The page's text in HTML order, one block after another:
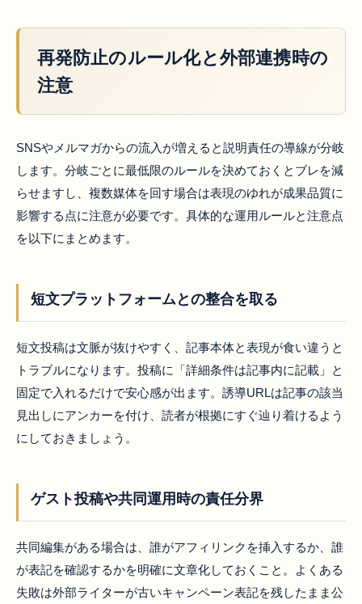
再発防止のルール化と外部連携時の
注意
SNSやメルマガからの流入が増えると説明責任の導線が分岐
します。分岐ごとに最低限のルールを決めておくとブレを減
らせますし、複数媒体を回す場合は表現のゆれが成果品質に
影響する点に注意が必要です。具体的な運用ルールと注意点
を以下にまとめます。
短文プラットフォームとの整合を取る
短文投稿は文脈が抜けやすく、記事本体と表現が食い違うと
トラブルになります。投稿に「詳細条件は記事内に記載」と
固定で入れるだけで安心感が出ます。誘導URLは記事の該当
見出しにアンカーを付け、読者が根拠にすぐ辿り着けるよう
にしておきましょう。
ゲスト投稿や共同運用時の責任分界
共同編集がある場合は、誰がアフィリンクを挿入するか、誰
が表記を確認するかを明確に文章化しておくこと。よくある
失敗は外部ライターが古いキャンペーン表記を残したまま公